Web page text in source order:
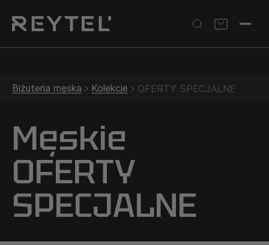
Biżuteria męska Kolekcje OFERTY SPECJALNE
Męskie
OFERTY
SPECJALNE
Złota biżuteria: –30% | Do 31.08